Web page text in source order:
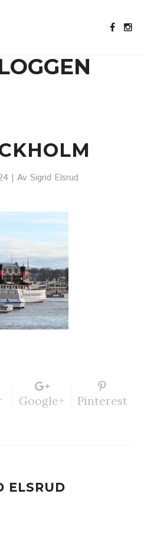
| Av Sigrid Elsrud
Google+ Pinterest
ELSRUD